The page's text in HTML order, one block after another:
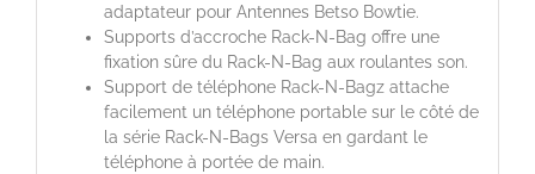
adaptateur pour Antennes Betso Bowtie.
Supports d’accroche Rack-N-Bag offre une
fixation sûre du Rack-N-Bag aux roulantes son.
Support de téléphone Rack-N-Bagz attache
facilement un téléphone portable sur le côté de
la série Rack-N-Bags Versa en gardant le
téléphone à portée de main.